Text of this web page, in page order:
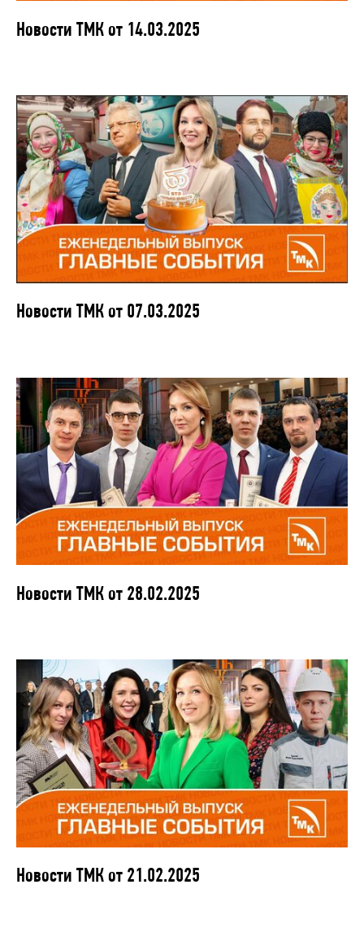
Новости ТМК от 14.03.2025
Новости ТМК от 07.03.2025
Новости ТМК от 28.02.2025
Новости ТМК от 21.02.2025